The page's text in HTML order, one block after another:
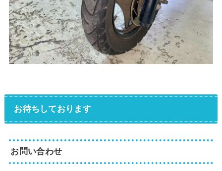
お待ちしております
お問い合わせ